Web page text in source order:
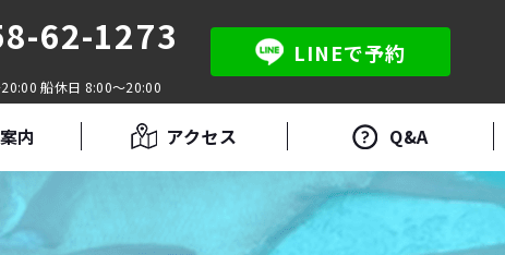
62-1273
船休日 8:00～20:00
LINEで予約
内 アクセス Q&A